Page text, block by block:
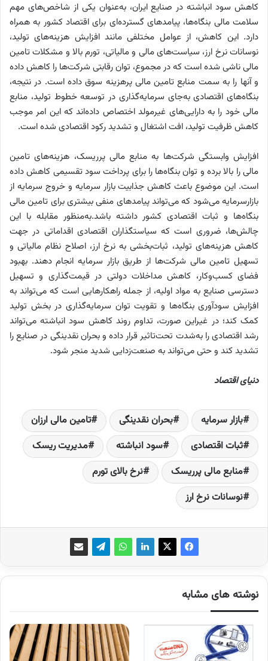
کاهش سود انباشته در صنایع ایران، به‌‌‌عنوان یکی از شاخص‌‌‌های مهم
سلامت مالی بنگاه‌‌‌ها، پیامدهای گسترده‌‌‌ای برای اقتصاد کشور به همراه
دارد. این کاهش، از عوامل مختلفی مانند افزایش هزینه‌‌‌های تولید،
نوسانات نرخ ارز، سیاست‌‌‌های مالی و مالیاتی، تورم بالا و مشکلات تامین
مالی ناشی شده است که در مجموع، توان رقابتی شرکت‌ها را کاهش داده
و آنها را به سمت منابع تامین مالی پرهزینه سوق داده است. در نتیجه،
بنگاه‌‌‌های اقتصادی به‌‌‌جای سرمایه‌گذاری در توسعه خطوط تولید، منابع
مالی خود را به دارایی‌‌‌های غیرمولد اختصاص داده‌‌‌اند که این امر موجب
کاهش ظرفیت تولید، افت اشتغال و تشدید رکود اقتصادی شده است.
افزایش وابستگی شرکت‌ها به منابع مالی پرریسک، هزینه‌‌‌های تامین
مالی را بالا برده و توان بنگاه‌‌‌ها را برای پرداخت سود تقسیمی کاهش داده
است. این موضوع باعث کاهش جذابیت بازار سرمایه و خروج سرمایه از
بازارسرمایه می‌شود که می‌‌‌تواند پیامدهای منفی بیشتری برای تامین مالی
بنگاه‌‌‌ها و ثبات اقتصادی کشور داشته باشد.به‌منظور مقابله با این
چالش‌‌‌ها، ضروری است که سیاستگذاران اقتصادی اقداماتی در جهت
کاهش هزینه‌‌‌های تولید، ثبات‌‌‌بخشی به نرخ ارز، اصلاح نظام مالیاتی و
تسهیل تامین مالی شرکت‌ها از طریق بازار سرمایه انجام دهند. بهبود
فضای کسب‌وکار، کاهش مداخلات دولتی در قیمت‌گذاری و تسهیل
دسترسی صنایع به مواد اولیه، از جمله راهکارهایی است که می‌‌‌تواند به
افزایش سودآوری بنگاه‌‌‌ها و تقویت توان سرمایه‌گذاری در بخش تولید
کمک کند؛ در غیر‌این صورت، تداوم روند کاهش سود انباشته می‌‌‌تواند
رشد اقتصادی را به‌‌‌شدت تحت‌تاثیر قرار داده و بحران نقدینگی در صنایع را
تشدید کند و حتی می‌‌‌تواند به صنعت‌‌‌‌زدایی شدید منجر شود.
دنیای اقتصاد
بازار سرمایه بحران نقدینگی
تامین مالی ارزان
ثبات اقتصادی
سود انباشته
مدیریت ریسک
منابع مالی پرریسک
نرخ بالای تورم
نوسانات نرخ ارز
نوشته های مشابه